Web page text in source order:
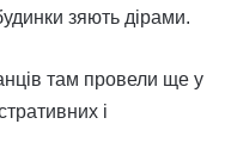
зяють дірами.
там провели ще у
і